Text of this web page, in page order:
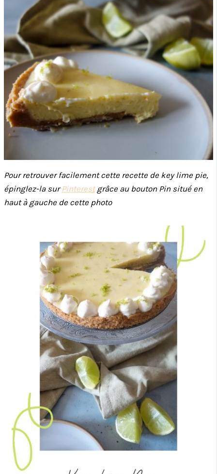
Pour retrouver facilement cette recette de key lime pie,
épinglez-la sur Pinterestgrâce au bouton Pin situé en
haut à gauche de cette photo